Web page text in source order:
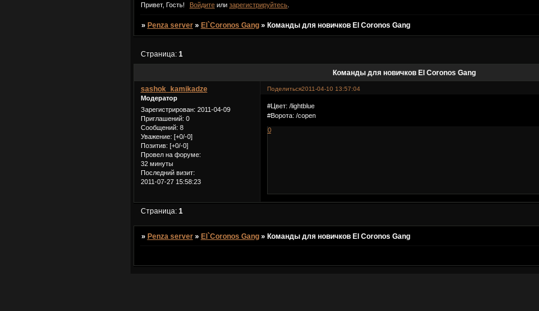
Привет, Гость! Войдите или зарегистрируйтесь
» Penza server » El`Coronos Gang » Команды для новичков El Coronos Gang
Команды для новичков El Coronos Gang
Страница: 1
Поделиться2011-04-10 13:57:04
sashok_kamikadze
Модератор
Зарегистрирован: 2011-04-09
Приглашений: 0
Сообщений: 8
Уважение: [+0/-0]
Позитив: [+0/-0]
Провел на форуме:
32 минуты
Последний визит:
2011-07-27 15:58:23
#Цвет: /lightblue
#Ворота: /copen
0
Страница: 1
» Penza server » El`Coronos Gang » Команды для новичков El Coronos Gang